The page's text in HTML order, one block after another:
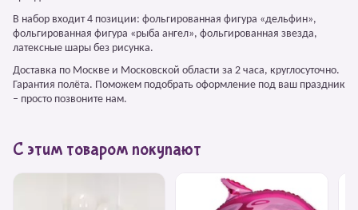
В набор входит 4 позиции: фольгированная фигура «дельфин»,
фольгированная фигура «рыба ангел», фольгированная звезда,
латексные шары без рисунка.
Доставка по Москве и Московской области за 2 часа, круглосуточно.
Гарантия полёта. Поможем подобрать оформление под ваш праздник
– просто позвоните нам.
С этим товаром покупают